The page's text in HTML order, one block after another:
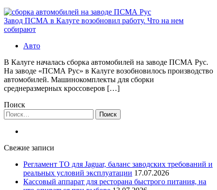
Завод ПСМА в Калуге возобновил работу. Что на нем
собирают
Авто
В Калуге началась сборка автомобилей на заводе ПСМА Рус.
На заводе «ПСМА Рус» в Калуге возобновилось производство
автомобилей. Машинокомплекты для сборки
среднеразмерных кроссоверов […]
Поиск
Найти:
Свежие записи
Регламент ТО для Jaguar, баланс заводских требований и
реальных условий эксплуатации 17.07.2026
Кассовый аппарат для ресторана быстрого питания, на